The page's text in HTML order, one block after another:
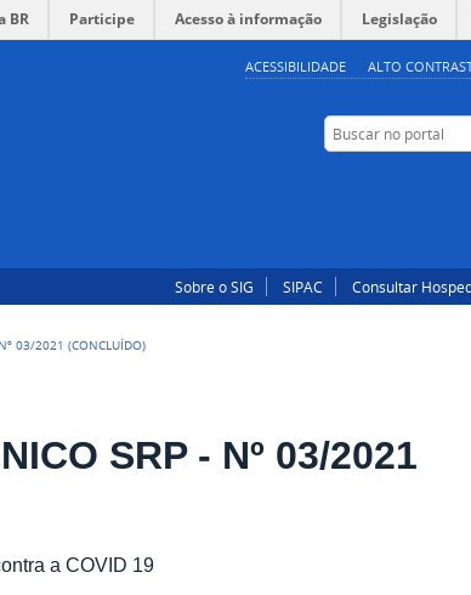
ACESSIBILIDADE ALTO
BR Participe Acesso à informação Legislação
Buscar no portal
Sobre o SIG SIPAC Consultar
03/2021 (CONCLUÍDO)
SRP - Nº 03/2021
a COVID 19